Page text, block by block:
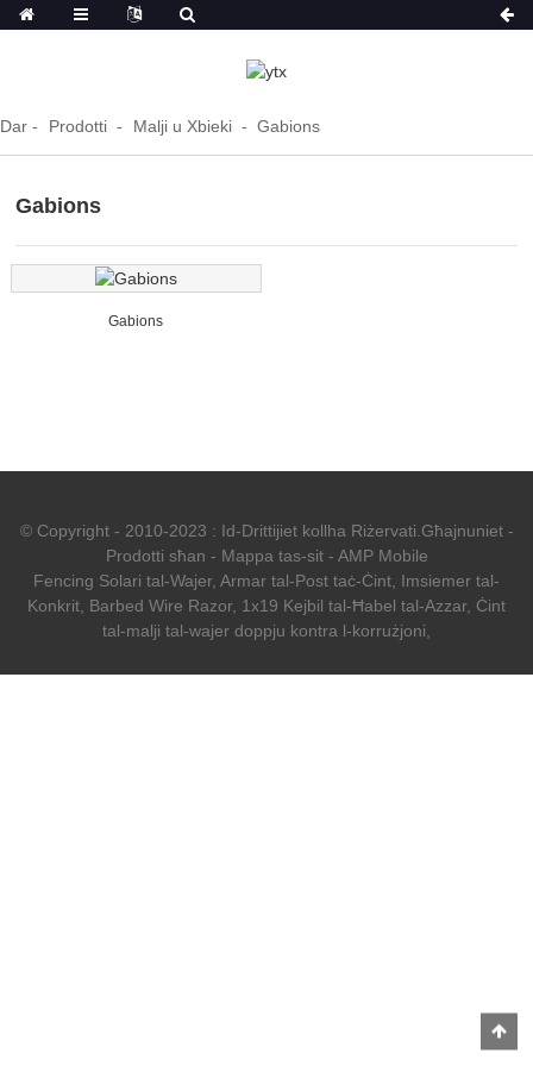
Dar Prodotti Malji u Xbieki Gabions
Gabions
Gabions
© Copyright - 2010-2023 : Id-Drittijiet kollha Riżervati. Għajnuniet-
Prodotti sħan - Mappa tas-sit- AMP Mobile
Fencing Solari tal-Wajer, Armar tal-Post taċ-Ċint Imsiemer tal-
Konkrit Barbed Wire Razor, 1x19 Kejbil tal-Ħabel tal-Azzar, Ċint
tal-malji tal-wajer doppju kontra l-korrużjoni